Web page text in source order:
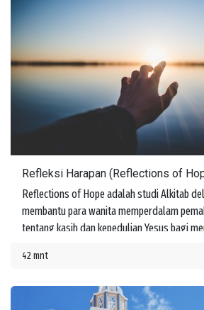
seseorang bertanya, "Siapakah sesamaku
Refleksi Harapan (Reflections of
Reflections of Hope adalah studi Alkitab
membantu para wanita memperdalam
tentang kasih dan kepedulian Yesus bagi
perjalanan hidup.
42 mnt